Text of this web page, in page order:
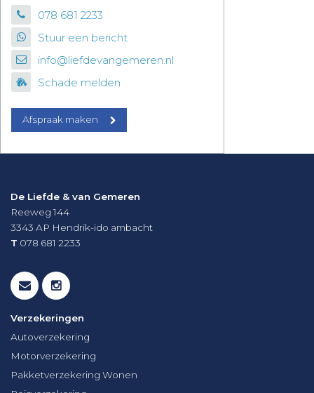
078 681 2233
Stuur een bericht
info@liefdevangemeren.nl
Schade melden
Afspraak maken
De Liefde & van Gemeren
Reeweg 144
3343 AP Hendrik-ido ambacht
T 078 681 2233
Verzekeringen
Autoverzekering
Motorverzekering
Pakketverzekering Wonen